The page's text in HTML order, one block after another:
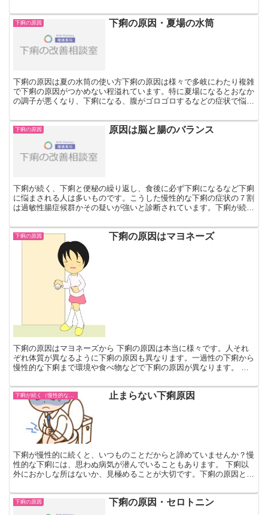
下痢の原因 下痢の原因・夏場の水筒
下痢の原因は夏の水筒の使い方下痢の原因は様々で多岐にわたり複雑
で下痢の原因がつかめない程溢れています。特に夏場になるとおなか
の調子が悪くなり、下痢になる、腹がゴロゴロするなどの症状で悩ん
下痢の原因 原因は脳と腸のバランス
下痢が続く、下痢と便秘の繰り返し、食後に必ず下痢になるなど下痢
に悩まされる人は多いものです。こうした慢性的な下痢の症状の７割
は過敏性腸症候群かその疑いが強いと診断されています。下痢が続く
下痢の原因 下痢の原因はマヨネーズ
下痢の原因はマヨネーズから 下痢の原因は本当に様々です。人それ
ぞれ体質が異なるように下痢の原因も異なります。一過性の下痢から
慢性的な下痢まで環境や食べ物などで下痢の原因が異なります。 例
下痢が続く（慢性的な下痢） 止まらない下痢原因
下痢が慢性的に続くと、いつものことだからと諦めていませんか？慢
性的な下痢には、思わぬ病気が潜んでいることもあります。 下痢以
外におかしな所はないか、見極めることが大切です。下痢の原因とな
下痢の原因 下痢の原因・セロトニン